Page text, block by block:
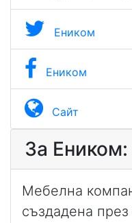
Eником
Eником
Сайт
За Eником:
Мебелна
създадена